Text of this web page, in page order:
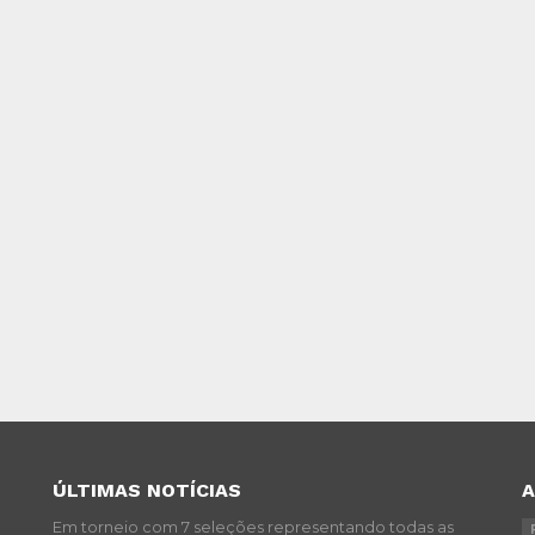
ÚLTIMAS NOTÍCIAS
Em torneio com 7 seleções representando todas as